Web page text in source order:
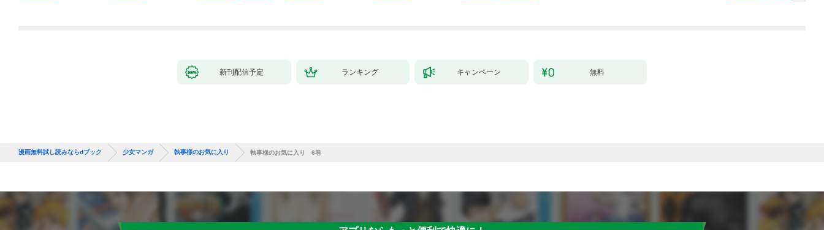
新刊配信予定 ランキング キャンペーン 無料
漫画無料試し読みならdブック 少女マンガ 執事様のお気に入り 執事様のお気に入り 6巻